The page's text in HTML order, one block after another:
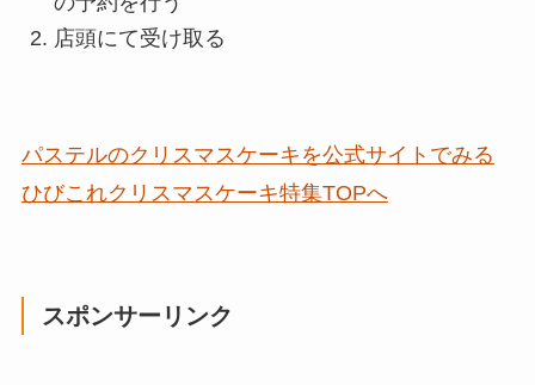
店頭にて受け取る
パステルのクリスマスケーキを公式サイトでみる
ひびこれクリスマスケーキ特集TOPへ
スポンサーリンク